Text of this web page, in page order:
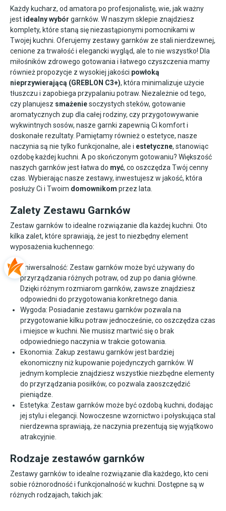
Każdy kucharz, od amatora po profesjonalistę, wie, jak ważny
jest idealny wybór garnków. W naszym sklepie znajdziesz
komplety, które staną się niezastąpionymi pomocnikami w
Twojej kuchni. Oferujemy zestawy garnków ze stali nierdzewnej,
cenione za trwałość i elegancki wygląd, ale to nie wszystko! Dla
miłośników zdrowego gotowania i łatwego czyszczenia mamy
również propozycje z wysokiej jakości powłoką
nieprzywierającą (GREBLON C3+), która minimalizuje użycie
tłuszczu i zapobiega przypalaniu potraw. Niezależnie od tego,
czy planujesz smażeniesoczystych steków, gotowanie
aromatycznych zup dla całej rodziny, czy przygotowywanie
wykwintnych sosów, nasze garnki zapewnią Ci komfort i
doskonałe rezultaty. Pamiętamy również o estetyce, nasze
naczynia są nie tylko funkcjonalne, ale i estetyczne, stanowiąc
ozdobę każdej kuchni. A po skończonym gotowaniu? Większość
naszych garnków jest łatwa do myć, co oszczędza Twój cenny
czas. Wybierając nasze zestawy, inwestujesz w jakość, która
posłuży Ci i Twoim domownikom przez lata.
Zalety Zestawu Garnków
Zestaw garnków to idealne rozwiązanie dla każdej kuchni. Oto
kilka zalet, które sprawiają, że jest to niezbędny element
wyposażenia kuchennego:
Uniwersalność: Zestaw garnków może być używany do
przyrządzania różnych potraw, od zup po dania główne.
Dzięki różnym rozmiarom garnków, zawsze znajdziesz
odpowiedni do przygotowania konkretnego dania.
Wygoda: Posiadanie zestawu garnków pozwala na
przygotowanie kilku potraw jednocześnie, co oszczędza czas
i miejsce w kuchni. Nie musisz martwić się o brak
odpowiedniego naczynia w trakcie gotowania.
Ekonomia: Zakup zestawu garnków jest bardziej
ekonomiczny niż kupowanie pojedynczych garnków. W
jednym komplecie znajdziesz wszystkie niezbędne elementy
do przyrządzania posiłków, co pozwala zaoszczędzić
pieniądze.
Estetyka: Zestaw garnków może być ozdobą kuchni, dodając
jej stylu i elegancji. Nowoczesne wzornictwo i połyskująca stal
nierdzewna sprawiają, że naczynia prezentują się wyjątkowo
atrakcyjnie.
Rodzaje zestawów garnków
Zestawy garnków to idealne rozwiązanie dla każdego, kto ceni
sobie różnorodność i funkcjonalność w kuchni. Dostępne są w
różnych rodzajach, takich jak: